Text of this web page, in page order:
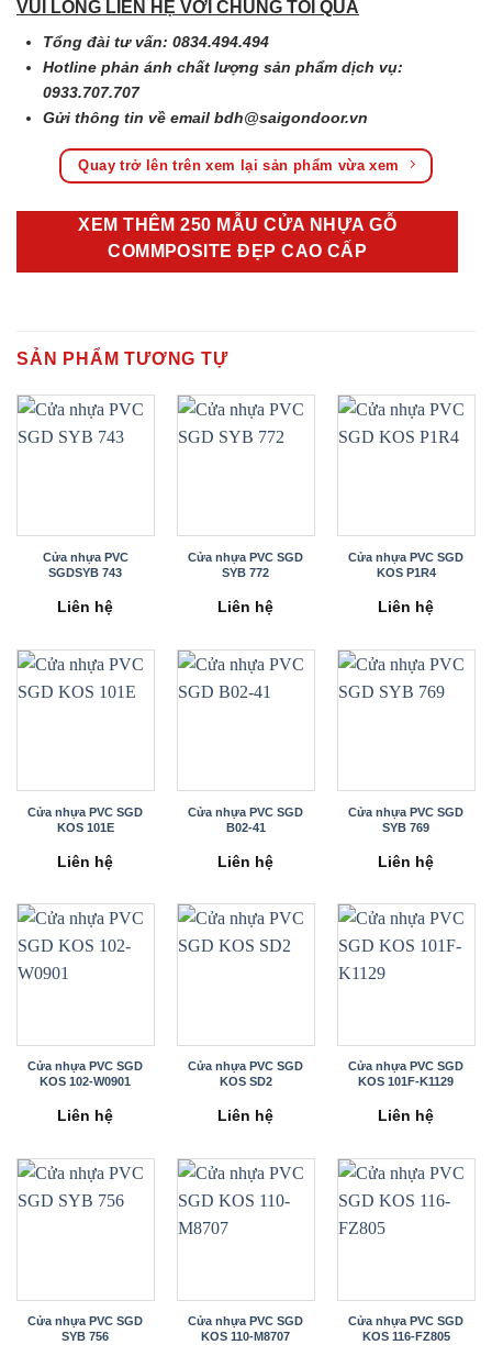
VUI LÒNG LIÊN HỆ VỚI CHÚNG TÔI QUA
Tổng đài tư vấn: 0834.494.494
Hotline phản ánh chất lượng sản phẩm dịch vụ:
0933.707.707
Gửi thông tin về emailbdh@saigondoor.vn
Quay trở lên trên xem lại sản phẩm vừa xem
XEM THÊM 250 MẪU CỬA NHỰA GỖ
COMMPOSITE ĐẸP CAO CẤP
SẢN PHẨM TƯƠNG TỰ
Cửa nhựa PVC
SGDSYB 743
Liên hệ
Cửa nhựa PVC SGD
SYB 772
Liên hệ
Cửa nhựa PVC SGD
KOS P1R4
Liên hệ
Cửa nhựa PVC SGD
KOS 101E
Liên hệ
Cửa nhựa PVC SGD
B02-41
Liên hệ
Cửa nhựa PVC SGD
SYB 769
Liên hệ
Cửa nhựa PVC SGD
KOS 102-W0901
Liên hệ
Cửa nhựa PVC SGD
KOS SD2
Liên hệ
Cửa nhựa PVC SGD
KOS 101F-K1129
Liên hệ
Cửa nhựa PVC SGD
SYB 756
Cửa nhựa PVC SGD
KOS 110-M8707
Cửa nhựa PVC SGD
KOS 116-FZ805